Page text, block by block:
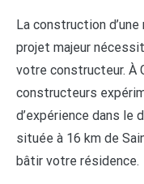
La construction
projet majeur
votre constructeur. À
constructeurs
d’expérience dans le
située à 16 km de
bâtir votre résidence.